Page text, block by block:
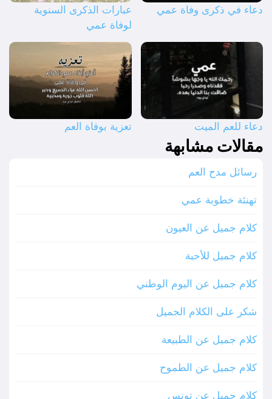
دعاء في ذكرى وفاة عمي
عبارات الذكرى السنوية
لوفاة عمي
دعاء للعم الميت تعزية بوفاة العم
مقالات مشابهة
رسائل مدح العم
تهنئة خطوبة عمي
كلام جميل عن العيون
كلام جميل للأحبة
كلام جميل عن اليوم الوطني
شكر على الكلام الجميل
كلام جميل عن الطبيعة
كلام جميل عن الطموح
كلام جميل عن تونس